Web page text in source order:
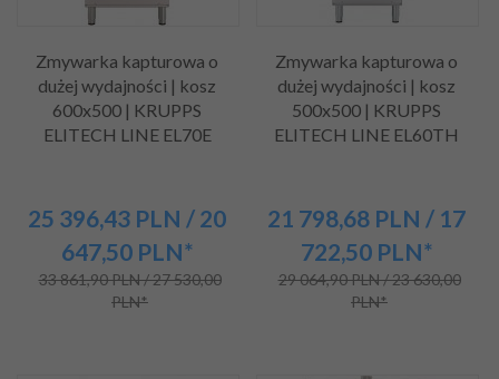
Zmywarka kapturowa o
dużej wydajności | kosz
600x500 | KRUPPS
ELITECH LINE EL70E
25 396,43 PLN / 20
647,50 PLN*
33 861,90 PLN / 27 530,00
PLN*
Zmywarka kapturowa o
dużej wydajności | kosz
500x500 | KRUPPS
ELITECH LINE EL60TH
21 798,68 PLN / 17
722,50 PLN*
29 064,90 PLN / 23 630,00
PLN*